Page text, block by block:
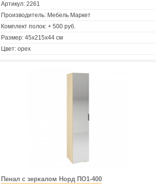
Артикул: 2261
Производитель: Мебель Маркет
Комплект полок: + 500 руб.
Размер: 45х215х44 см
Цвет: орех
Пенал с зеркалом Норд ПО1-400